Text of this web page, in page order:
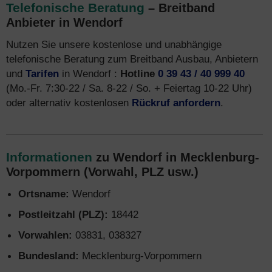
Telefonische Beratung – Breitband
Anbieter in Wendorf
Nutzen Sie unsere kostenlose und unabhängige
telefonische Beratung zum Breitband Ausbau, Anbietern
und Tarifen in Wendorf : Hotline 0 39 43 / 40 999 40
(Mo.-Fr. 7:30-22 / Sa. 8-22 / So. + Feiertag 10-22 Uhr)
oder alternativ kostenlosen Rückruf anfordern.
Informationen zu Wendorf in Mecklenburg-
Vorpommern (Vorwahl, PLZ usw.)
Ortsname: Wendorf
Postleitzahl (PLZ): 18442
Vorwahlen: 03831, 038327
Bundesland: Mecklenburg-Vorpommern